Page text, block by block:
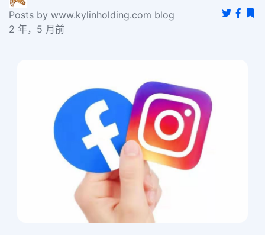
Posts by www.kylinholding.com blog
2 年，5 月前